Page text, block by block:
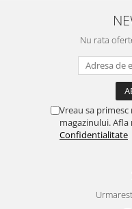
Nu rata
Vreau sa
magazinului.
Confidentialitate